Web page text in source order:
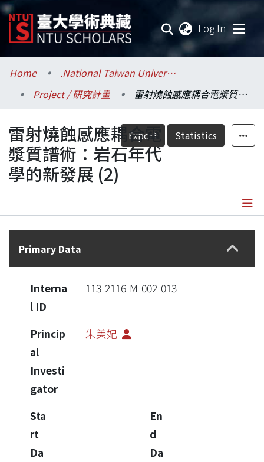
Log In
Communities & Collections
Research Outputs
Fundings & Projects
Researchers
Statistics
Home
.National Taiwan University / 國立臺灣大學
Project / 研究計畫
雷射燒蝕感應耦合電漿質譜術：岩石年代學的新發展 (2)
Export Statistics
雷射燒蝕感應耦合電
漿質譜術：岩石年代
學的新發展 (2)
Details
Primary Data
Interna
l ID
113-2116-M-002-013-
Princip
al
Investi
gator
朱美妃
Sta
rt
Da
En
d
Da